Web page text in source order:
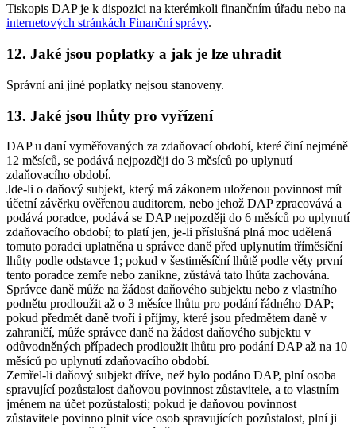
Tiskopis DAP je k dispozici na kterémkoli finančním úřadu nebo na
internetových stránkách Finanční správy.
12. Jaké jsou poplatky a jak je lze uhradit
Správní ani jiné poplatky nejsou stanoveny.
13. Jaké jsou lhůty pro vyřízení
DAP u daní vyměřovaných za zdaňovací období, které činí nejméně
12 měsíců, se podává nejpozději do 3 měsíců po uplynutí
zdaňovacího období.
Jde-li o daňový subjekt, který má zákonem uloženou povinnost mít
účetní závěrku ověřenou auditorem, nebo jehož DAP zpracovává a
podává poradce, podává se DAP nejpozději do 6 měsíců po uplynutí
zdaňovacího období; to platí jen, je-li příslušná plná moc udělená
tomuto poradci uplatněna u správce daně před uplynutím tříměsíční
lhůty podle odstavce 1; pokud v šestiměsíční lhůtě podle věty první
tento poradce zemře nebo zanikne, zůstává tato lhůta zachována.
Správce daně může na žádost daňového subjektu nebo z vlastního
podnětu prodloužit až o 3 měsíce lhůtu pro podání řádného DAP;
pokud předmět daně tvoří i příjmy, které jsou předmětem daně v
zahraničí, může správce daně na žádost daňového subjektu v
odůvodněných případech prodloužit lhůtu pro podání DAP až na 10
měsíců po uplynutí zdaňovacího období.
Zemřel-li daňový subjekt dříve, než bylo podáno DAP, plní osoba
spravující pozůstalost daňovou povinnost zůstavitele, a to vlastním
jménem na účet pozůstalosti; pokud je daňovou povinnost
zůstavitele povinno plnit více osob spravujících pozůstalost, plní ji